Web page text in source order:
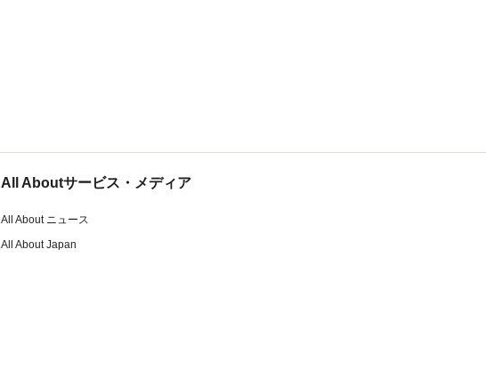
All Aboutサービス・メディア
All About ニュース
All About Japan